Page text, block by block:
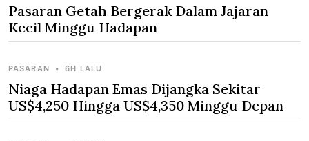
Pasaran Getah Bergerak Dalam Jajaran
Kecil Minggu Hadapan
PASARAN • 6H LALU
Niaga Hadapan Emas Dijangka Sekitar
US$4,250 Hingga US$4,350 Minggu Depan